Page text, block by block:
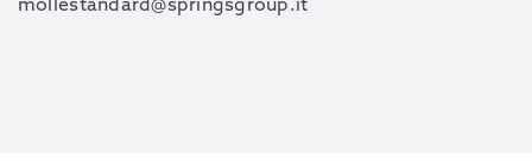
mollestandard@springsgroup.it